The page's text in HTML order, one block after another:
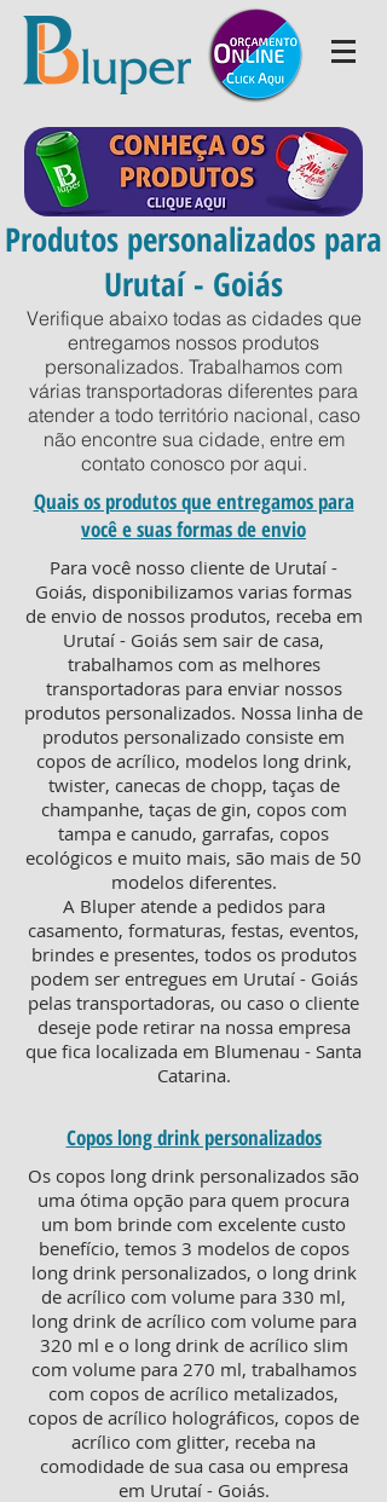
Produtos personalizados para
Urutaí - Goiás
Verifique abaixo todas as cidades que
entregamos nossos produtos
personalizados. Trabalhamos com
várias transportadoras diferentes para
atender a todo território nacional, caso
não encontre sua cidade, entre em
contato conosco por aqui.
Para você nosso cliente de Urutaí -
Goiás, disponibilizamos varias formas
de envio de nossos produtos, receba em
Urutaí - Goiás sem sair de casa,
trabalhamos com as melhores
transportadoras para enviar nossos
produtos personalizados. Nossa linha de
produtos personalizado consiste em
copos de acrílico, modelos long drink,
twister, canecas de chopp, taças de
champanhe, taças de gin, copos com
tampa e canudo, garrafas, copos
ecológicos e muito mais, são mais de 50
modelos diferentes.
A Bluper atende a pedidos para
casamento, formaturas, festas, eventos,
brindes e presentes, todos os produtos
podem ser entregues em Urutaí - Goiás
pelas transportadoras, ou caso o cliente
deseje pode retirar na nossa empresa
que fica localizada em Blumenau - Santa
Catarina.
Quais os produtos que entregamos para
você e suas formas de envio
Copos long drink personalizados
Os copos long drink personalizados são
uma ótima opção para quem procura
um bom brinde com excelente custo
benefício, temos 3 modelos de copos
long drink personalizados, o long drink
de acrílico com volume para 330 ml,
long drink de acrílico com volume para
320 ml e o long drink de acrílico slim
com volume para 270 ml, trabalhamos
com copos de acrílico metalizados,
copos de acrílico holográficos, copos de
acrílico com glitter, receba na
comodidade de sua casa ou empresa
em Urutaí - Goiás.